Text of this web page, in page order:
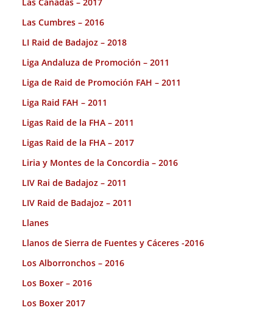
Las Cañadas – 2017
Las Cumbres – 2016
LI Raid de Badajoz – 2018
Liga Andaluza de Promoción – 2011
Liga de Raid de Promoción FAH – 2011
Liga Raid FAH – 2011
Ligas Raid de la FHA – 2011
Ligas Raid de la FHA – 2017
Liria y Montes de la Concordia – 2016
LIV Rai de Badajoz – 2011
LIV Raid de Badajoz – 2011
Llanes
Llanos de Sierra de Fuentes y Cáceres -2016
Los Alborronchos – 2016
Los Boxer – 2016
Los Boxer 2017